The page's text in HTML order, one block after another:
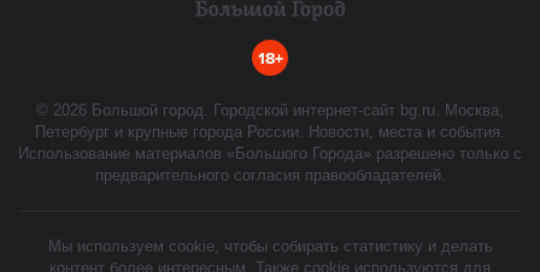
18+
© 2026 Большой город. Городской интернет-сайт bg.ru. Москва,
Петербург и крупные города России. Новости, места и события.
Использование материалов «Большого Города» разрешено только с
предварительного согласия правообладателей.
Мы используем cookie, чтобы собирать статистику и делать
контент более интересным. Также cookie используются для